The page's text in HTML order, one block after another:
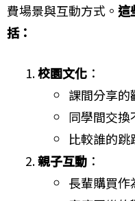
費場景與互動方式。 這
括：
校園文化 ：
課間分享的
同學間交換
比較誰的
親子互動 ：
長輩購買作